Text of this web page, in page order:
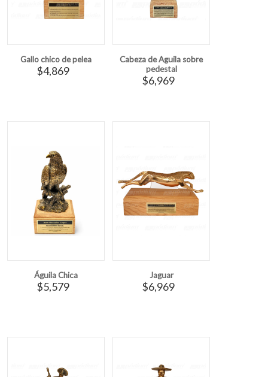
Gallo chico de pelea
$4,869
Cabeza de Aguila sobre
pedestal
$6,969
Águila Chica
$5,579
Jaguar
$6,969